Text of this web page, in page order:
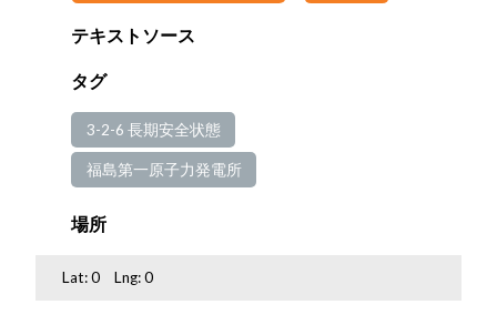
テキストソース
タグ
3-2-6 長期安全状態
福島第一原子力発電所
場所
Lat:0 Lng:0